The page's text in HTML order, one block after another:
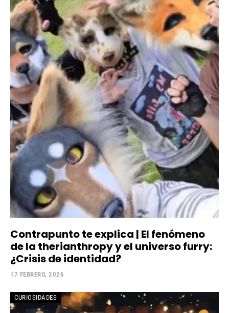
Contrapunto te explica | El fenómeno
de la therianthropy y el universo furry:
¿Crisis de identidad?
17 FEBRERO, 2026
CURIOSIDADES